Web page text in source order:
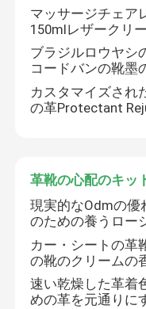
マッサージチェア
150mlレザークリ
ブラジルロウヤシ
コードバンの靴墨
カスタマイズされ
の革Protectant
革靴の心配のキッ
現実的なOdmの優
のための養うロー
カー・シートの革
の靴のクリームの
速い乾燥した革着
めの革を元通りに